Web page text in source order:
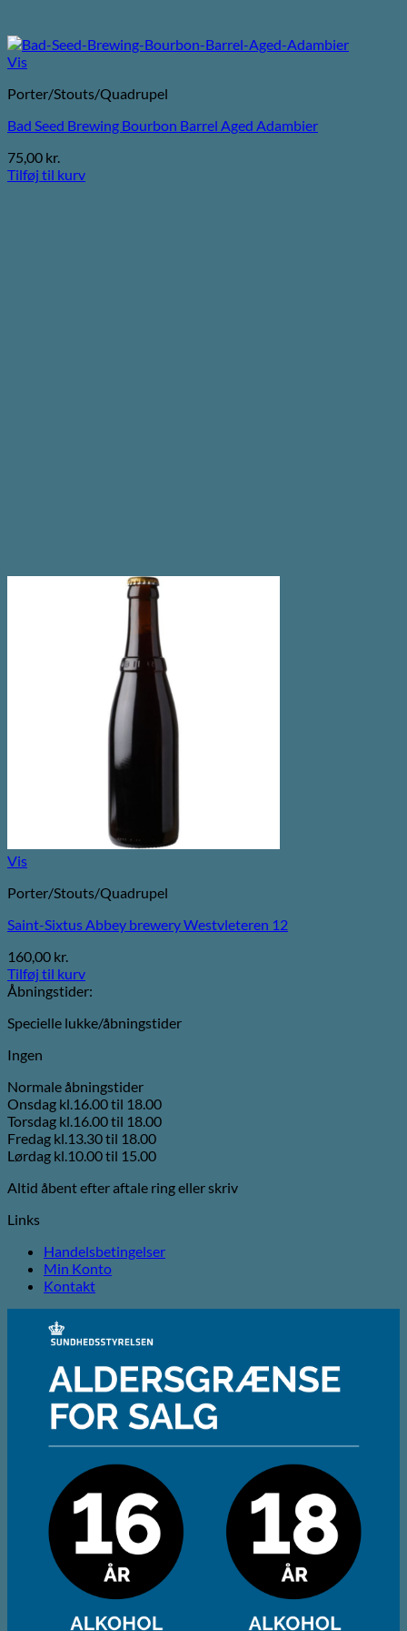
Vis
Porter/Stouts/Quadrupel
Bad Seed Brewing Bourbon Barrel Aged Adambier
75,00 kr.
Tilføj til kurv
Vis
Porter/Stouts/Quadrupel
Saint-Sixtus Abbey brewery Westvleteren 12
160,00 kr.
Tilføj til kurv
Åbningstider:
Specielle lukke/åbningstider
Ingen
Normale åbningstider
Onsdag kl.16.00 til 18.00
Torsdag kl.16.00 til 18.00
Fredag kl.13.30 til 18.00
Lørdag kl.10.00 til 15.00
Altid åbent efter aftale ring eller skriv
Links
Handelsbetingelser
Min Konto
Kontakt